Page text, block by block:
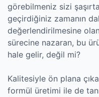
görebilmeniz sizi
geçirdiğiniz zamanın
değerlendirilmesine
sürecine nazaran, bu
hale gelir, değil mi?
Kalitesiyle ön plana
formül üretimi ile de